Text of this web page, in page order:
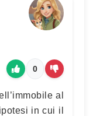
0
al
in cui il